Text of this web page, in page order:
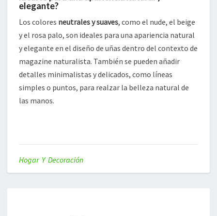
elegante?
Los colores neutrales y suaves, como el nude, el beige
y el rosa palo, son ideales para una apariencia natural
y elegante en el diseño de uñas dentro del contexto de
magazine naturalista. También se pueden añadir
detalles minimalistas y delicados, como líneas
simples o puntos, para realzar la belleza natural de
las manos.
Hogar Y Decoración